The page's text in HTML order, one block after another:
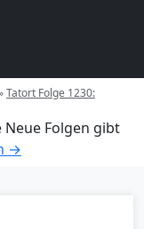
Tatort Folge 1230:
Neue Folgen gibt
→